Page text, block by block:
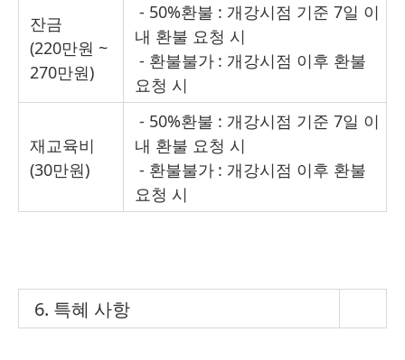
잔금
(220만원 ~
270만원)
- 50%환불 : 개강시점 기준 7일 이
내 환불 요청 시
- 환불불가 : 개강시점 이후 환불
요청 시
재교육비
(30만원)
- 50%환불 : 개강시점 기준 7일 이
내 환불 요청 시
- 환불불가 : 개강시점 이후 환불
요청 시
6. 특혜 사항